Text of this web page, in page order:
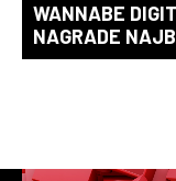
WANNABE
NAGRADE